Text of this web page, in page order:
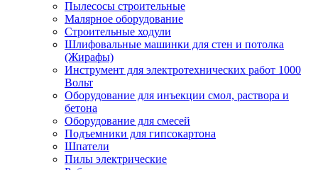
Пылесосы строительные
Малярное оборудование
Строительные ходули
Шлифовальные машинки для стен и потолка
(Жирафы)
Инструмент для электротехнических работ 1000
Вольт
Оборудование для инъекции смол, раствора и
бетона
Оборудование для смесей
Подъемники для гипсокартона
Шпатели
Пилы электрические